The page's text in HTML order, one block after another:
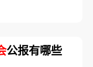
公报有哪些